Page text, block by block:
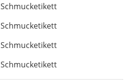
Schmucketikett
Schmucketikett
Schmucketikett
Schmucketikett